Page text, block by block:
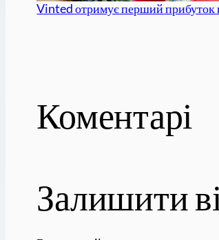
Vinted отримує перший прибуток
Коментарі
Залишити